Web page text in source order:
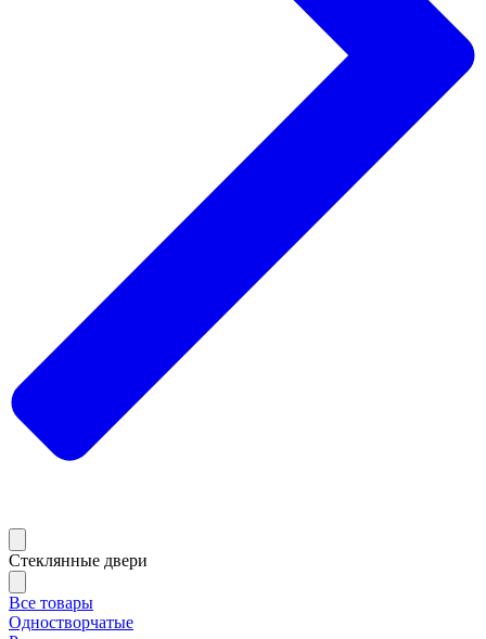
Стеклянные двери
Все товары
Одностворчатые